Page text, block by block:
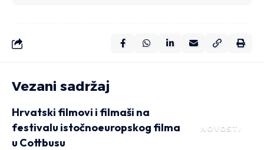
Vezani sadržaj
NOVOSTI
Hrvatski filmovi i filmaši na
festivalu istočnoeuropskog filma
u Cottbusu